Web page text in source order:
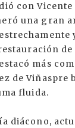
con Vicente
una gran
más
de Viñaspre
fluida.
diácono,